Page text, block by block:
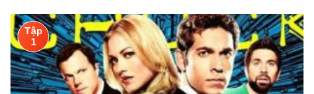
Tập
1